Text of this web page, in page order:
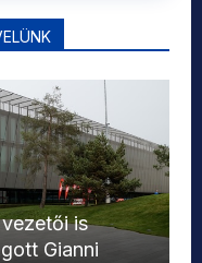
is
Gianni